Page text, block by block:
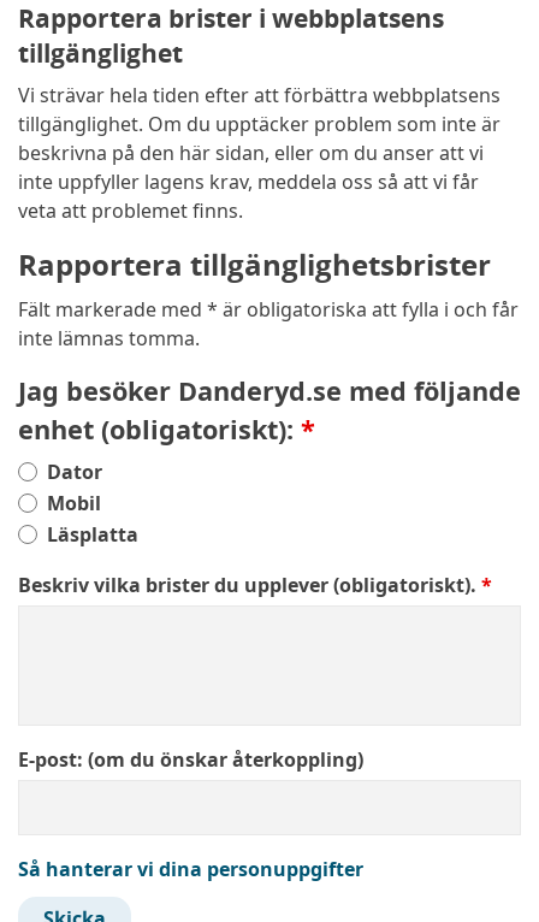
Rapportera brister i webbplatsens
tillgänglighet
Vi strävar hela tiden efter att förbättra webbplatsens
tillgänglighet. Om du upptäcker problem som inte är
beskrivna på den här sidan, eller om du anser att vi
inte uppfyller lagens krav, meddela oss så att vi får
veta att problemet finns.
Rapportera tillgänglighetsbrister
Fält markerade med * är obligatoriska att fylla i och får
inte lämnas tomma.
Jag besöker Danderyd.se med följande
enhet (obligatoriskt):
Dator
Mobil
Läsplatta
Beskriv vilka brister du upplever (obligatoriskt).
E-post: (om du önskar återkoppling)
Så hanterar vi dina personuppgifter